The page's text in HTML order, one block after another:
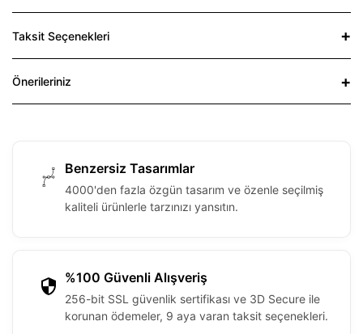
Taksit Seçenekleri
Önerileriniz
Benzersiz Tasarımlar
4000'den fazla özgün tasarım ve özenle seçilmiş
kaliteli ürünlerle tarzınızı yansıtın.
%100 Güvenli Alışveriş
256-bit SSL güvenlik sertifikası ve 3D Secure ile
korunan ödemeler, 9 aya varan taksit seçenekleri.